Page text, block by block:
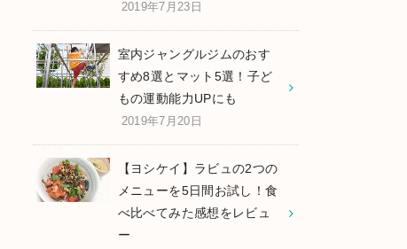
2019年7月23日
室内ジャングルジムのおす
すめ8選とマット5選！子ど
もの運動能力UPにも
2019年7月20日
【ヨシケイ】ラビュの2つの
メニューを5日間お試し！食
べ比べてみた感想をレビュ
ー